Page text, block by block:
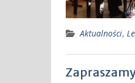
Aktualności,